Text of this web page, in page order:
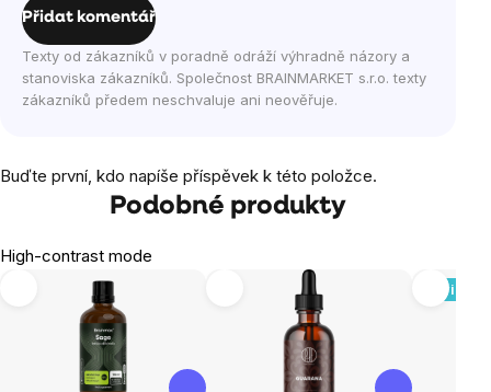
Přidat komentář
Texty od zákazníků v poradně odráží výhradně názory a
stanoviska zákazníků. Společnost BRAINMARKET s.r.o. texty
zákazníků předem neschvaluje ani neověřuje.
Buďte první, kdo napíše příspěvek k této položce.
Podobné produkty
High-contrast mode
Novinka